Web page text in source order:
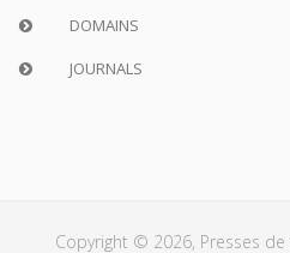
DOMAINS
JOURNALS
Copyright © 2026, Presses